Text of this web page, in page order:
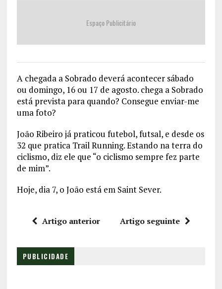
Espaço Publicitário
A chegada a Sobrado deverá acontecer sábado
ou domingo, 16 ou 17 de agosto. chega a Sobrado
está prevista para quando? Consegue enviar-me
uma foto?
João Ribeiro já praticou futebol, futsal, e desde os
32 que pratica Trail Running. Estando na terra do
ciclismo, diz ele que “o ciclismo sempre fez parte
de mim”.
Hoje, dia 7, o João está em Saint Sever.
Artigo anterior Artigo seguinte
PUBLICIDADE